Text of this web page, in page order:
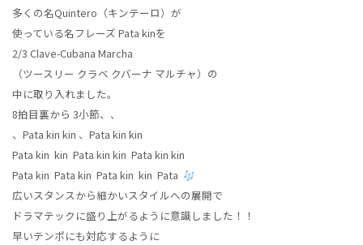
多くの名Quintero（キンテーロ）が
使っている名フレーズ Pata kinを
2/3 Clave-Cubana Marcha
（ツースリー クラベ クバーナ マルチャ）の
中に取り入れました。
8拍目裏から 3小節、、
、Pata kin kin 、Pata kin kin
Pata kin kin Pata kin kin Pata kin kin
Pata kin Pata kin Pata kin kin Pata
広いスタンスから細かいスタイルへの展開で
ドラマテックに盛り上がるように意識しました！！
早いテンポにも対応するように